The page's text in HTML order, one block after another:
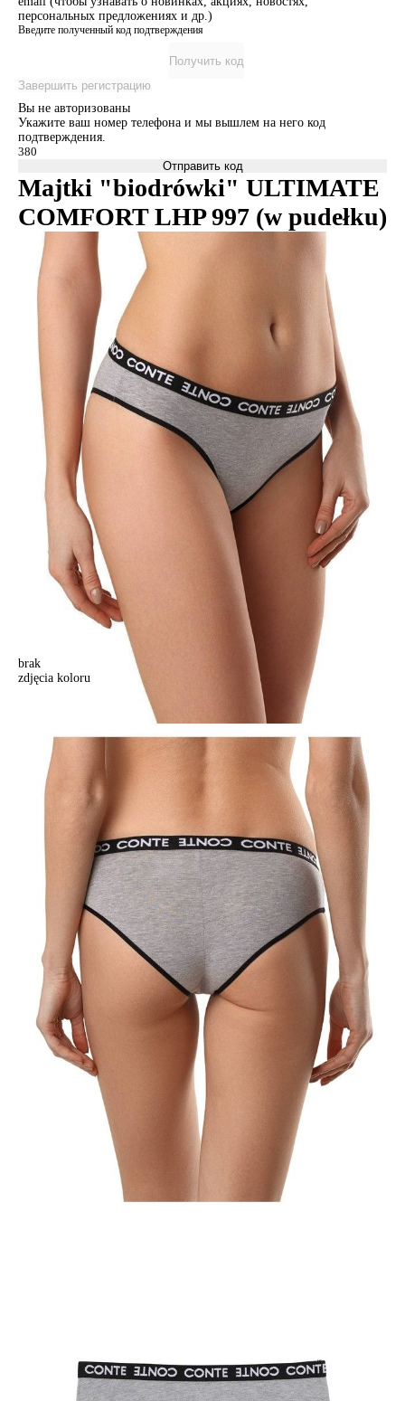
персональных предложениях и др.)
Введите полученный код подтверждения
Получить код
Завершить регистрацию
Вы не авторизованы
Укажите ваш номер телефона и мы вышлем на него код
подтверждения.
Отправить код
Majtki "biodrówki" ULTIMATE
COMFORT LHP 997 (w pudełku)
brak
zdjęcia koloru
Majtki damskie ULTIMATE COMFORT LHP 997 (w pudełku),r.94,
Majtki damskie ULTIMATE COMFORT LHP 997 (w pudełku),r.94,
szary melanż
48,90 zł
Kolory:
BRAK
ZDJĘCIA
Tabela rozmiarów
Ilość:
+
DODAJ DO KOSZYKA
Jak złożyć zamówienie
POWIADOM MNIE O DOSTĘPNOŚCI
ПОЛУЧИТЬ ПО EMAIL
Dostawa
Kurier,darmowa od 99 zł
czas dostawy: 1-2 dni robocze
Paczkomaty InPost 24/7,
darmowa od 50 zł
czas dostawy: 1-2 dni robocze
w sklepie Conte (Łodz)
pn.- czw. 8:00 - 16:00, pt. 8:00 - 14:00
Majtki Ultimate komfort stworzony z ultra miękkiej melanżowej
· zachowanie koloru i kształtu po licznych praniach
· kompromis między wygodą a seksualnością.
1007042830190603